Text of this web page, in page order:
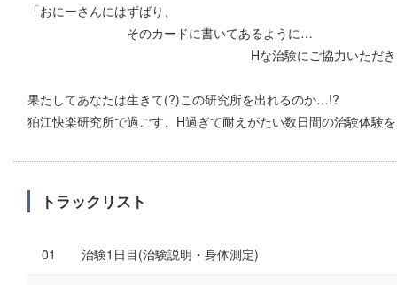
「おにーさんにはずばり、
そのカードに書いてあるように…
Hな治験にご協力いただきま
果たしてあなたは生きて(?)この研究所を出れるのか…!?
狛江快楽研究所で過ごす、H過ぎて耐えがたい数日間の治験体験
トラックリスト
治験1日目(治験説明・身体測定)